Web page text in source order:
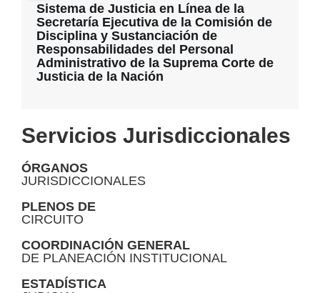
Sistema de Justicia en Línea de la
Secretaría Ejecutiva de la Comisión de
Disciplina y Sustanciación de
Responsabilidades del Personal
Administrativo de la Suprema Corte de
Justicia de la Nación
Servicios Jurisdiccionales
ÓRGANOS
JURISDICCIONALES
PLENOS DE
CIRCUITO
COORDINACIÓN GENERAL
DE PLANEACIÓN INSTITUCIONAL
ESTADÍSTICA